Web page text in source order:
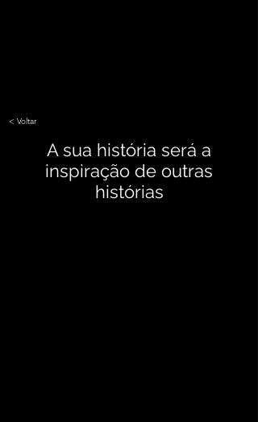
< Voltar
A sua história será a
inspiração de outras
histórias